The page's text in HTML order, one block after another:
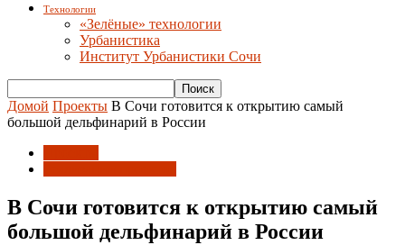
Технологии
«Зелёные» технологии
Урбанистика
Институт Урбанистики Сочи
Домой Проекты В Сочи готовится к открытию самый
большой дельфинарий в России
В Сочи готовится к открытию самый
большой дельфинарий в России